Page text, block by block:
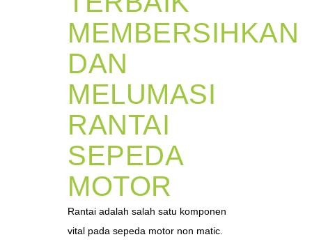
MEMBERSIHKAN
DAN
MELUMASI
RANTAI
SEPEDA
MOTOR
Rantai adalah salah satu komponen
vital pada sepeda motor non matic.